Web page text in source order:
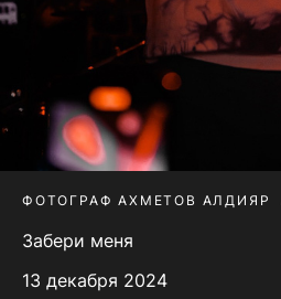
ФОТОГРАФ АХМЕТОВ АЛДИЯР
Забери меня
13 декабря 2024